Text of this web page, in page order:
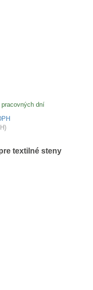
dní
textilné steny